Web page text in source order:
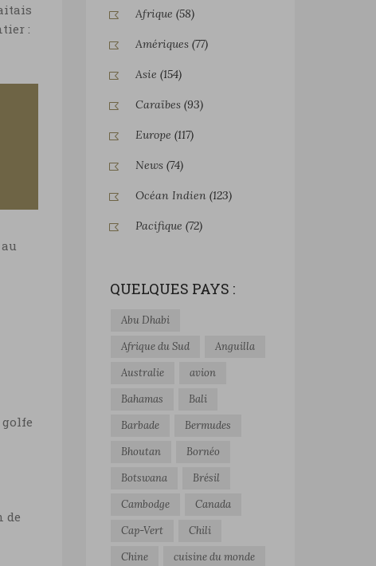
:
de
Afrique (58)
Amériques(77)
Asie (154)
Caraïbes(93)
Europe (117)
News(74)
Océan Indien(123)
Pacifique (72)
QUELQUES PAYS :
Abu Dhabi
Afrique du Sud
Anguilla
Australie
avion
Bahamas
Bali
Barbade
Bermudes
Bhoutan
Bornéo
Botswana
Brésil
Cambodge
Canada
Cap-Vert
Chili
Chine
cuisine du monde